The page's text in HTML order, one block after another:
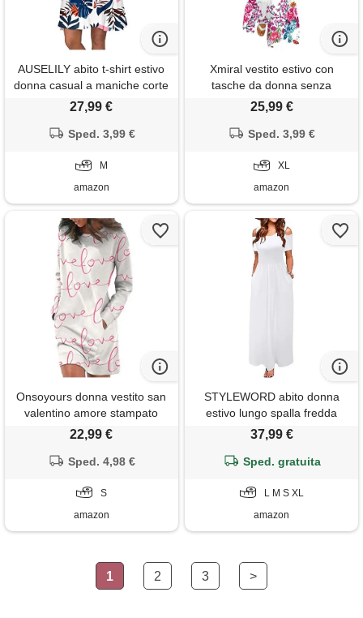
AUSELILY abito t-shirt estivo
donna casual a maniche corte
con tasche
27,99 €
Sped. 3,99 €
M
amazon
Xmiral vestito estivo con
tasche da donna senza
maniche con stampa scollo a
beach long (xl, 1bianco)
25,99 €
Sped. 3,99 €
XL
amazon
Onsoyours donna vestito san
valentino amore stampato
vestito casual con tasche
primavera vestito casual a
girocollo a manica lunga mini
22,99 €
Sped. 4,98 €
S
amazon
STYLEWORD abito donna
estivo lungo spalla fredda
estiva manica corta stampa
elegante floreale vestito con
tasche, l
37,99 €
Sped. gratuita
L M S XL
amazon
1 2 3 >